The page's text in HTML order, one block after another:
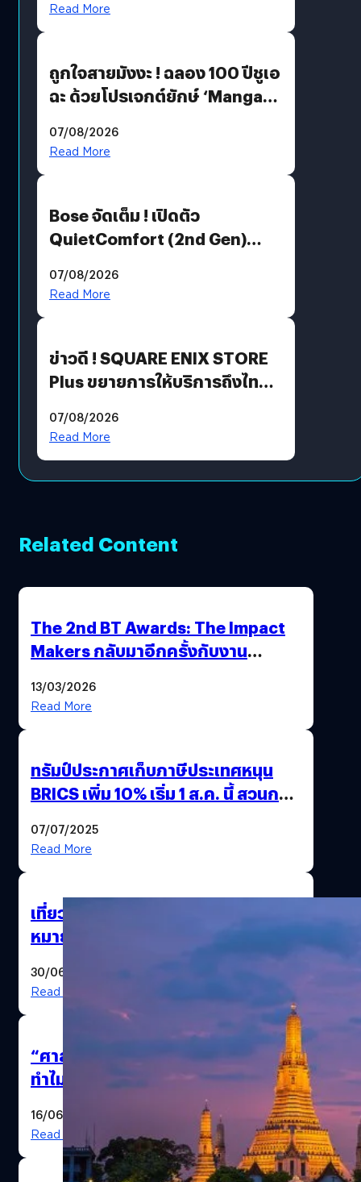
Read More
ถูกใจสายมังงะ ! ฉลอง 100 ปีชูเอ
ฉะ ด้วยโปรเจกต์ยักษ์ ‘Manga
มีภาษาไทยด้วย
07/08/2026
Read More
Bose จัดเต็ม ! เปิดตัว
QuietComfort (2nd Gen)
07/08/2026
Read More
ข่าวดี ! SQUARE ENIX STORE
Plus ขยายการให้บริการถึงไทย
โดยตรง
07/08/2026
Read More
Related Content
The 2nd BT Awards: The Impact
Makers กลับมาอีกครั้งกับงาน
เปลี่ยนแปลงเพื่อความยั่งยืน
13/03/2026
Read More
ทรัมป์ประกาศเก็บภาษีประเทศหนุน
BRICS เพิ่ม 10% เริ่ม 1 ส.ค. นี้ สวนกลับ
07/07/2025
Read More
เที่ยวไทยตั้งเป้า ! ดันกรุงเทพฯ เป็นจุด
หมายสุดหรูของ นทท. อเมริกัน คาด
โกยรายได้เกือบ 2 ล้านล้านบาท
30/06/2025
Read More
“ศาลโลก” คือใคร ? ชี้ขาดได้แค่ไหน
ทำไมถึงกลายเป็นความหวังของ
16/06/2025
Read More